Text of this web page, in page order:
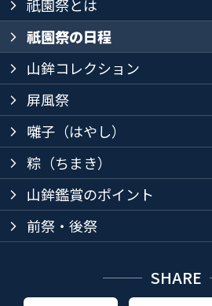
arrow_forward_ios 祇園祭とは
arrow_forward_ios 祇園祭の日程
arrow_forward_ios 山鉾コレクション
arrow_forward_ios 屏風祭
arrow_forward_ios 囃子（はやし）
arrow_forward_ios 粽（ちまき）
arrow_forward_ios 山鉾鑑賞のポイント
arrow_forward_ios 前祭・後祭
SHARE